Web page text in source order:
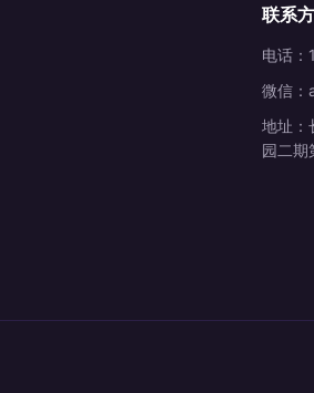
联系
电话
微信：
地址：
园二期